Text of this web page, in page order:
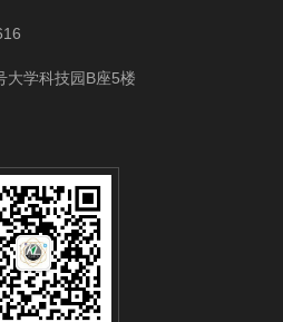
大学科技园B座5楼